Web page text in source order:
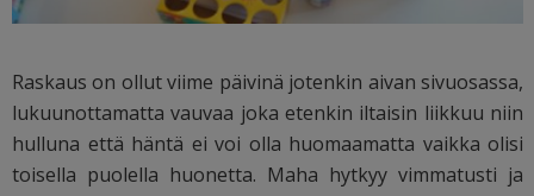
Raskaus on ollut viime päivinä jotenkin aivan sivuosassa,
lukuunottamatta vauvaa joka etenkin iltaisin liikkuu niin
hulluna että häntä ei voi olla huomaamatta vaikka olisi
toisella puolella huonetta. Maha hytkyy vimmatusti ja